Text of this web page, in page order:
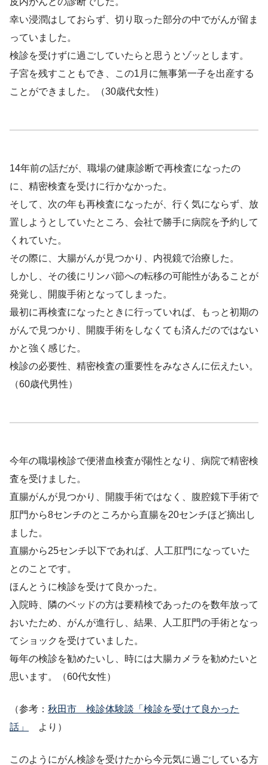
幸い浸潤はしておらず、切り取った部分の中でがんが留ま
っていました。
検診を受けずに過ごしていたらと思うとゾッとします。
子宮を残すこともでき、この1月に無事第一子を出産する
ことができました。（30歳代女性）
14年前の話だが、職場の健康診断で再検査になったの
に、精密検査を受けに行かなかった。
そして、次の年も再検査になったが、行く気にならず、放
置しようとしていたところ、会社で勝手に病院を予約して
くれていた。
その際に、大腸がんが見つかり、内視鏡で治療した。
しかし、その後にリンパ節への転移の可能性があることが
発覚し、開腹手術となってしまった。
最初に再検査になったときに行っていれば、もっと初期の
がんで見つかり、開腹手術をしなくても済んだのではない
かと強く感じた。
検診の必要性、精密検査の重要性をみなさんに伝えたい。
（60歳代男性）
今年の職場検診で便潜血検査が陽性となり、病院で精密検
査を受けました。
直腸がんが見つかり、開腹手術ではなく、腹腔鏡下手術で
肛門から8センチのところから直腸を20センチほど摘出し
ました。
直腸から25センチ以下であれば、人工肛門になっていた
とのことです。
ほんとうに検診を受けて良かった。
入院時、隣のベッドの方は要精検であったのを数年放って
おいたため、がんが進行し、結果、人工肛門の手術となっ
てショックを受けていました。
毎年の検診を勧めたいし、時には大腸カメラを勧めたいと
思います。（60代女性）
（参考： 秋田市 検診体験談「検診を受けて良かった
話」
より）
このようにがん検診を受けたから今元気に過ごしている方